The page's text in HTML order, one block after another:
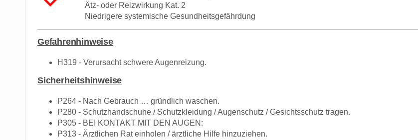
Ätz- oder Reizwirkung Kat. 2
Niedrigere systemische Gesundheitsgefährdung
Gefahrenhinweise
H319 - Verursacht schwere Augenreizung.
Sicherheitshinweise
P264 - Nach Gebrauch … gründlich waschen.
P280 - Schutzhandschuhe / Schutzkleidung / Augenschutz / Gesichtsschutz tragen.
P305 - BEI KONTAKT MIT DEN AUGEN:
P313 - Ärztlichen Rat einholen / ärztliche Hilfe hinzuziehen.